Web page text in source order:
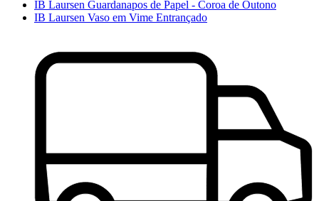
IB Laursen Guardanapos de Papel - Coroa de Outono
IB Laursen Vaso em Vime Entrançado